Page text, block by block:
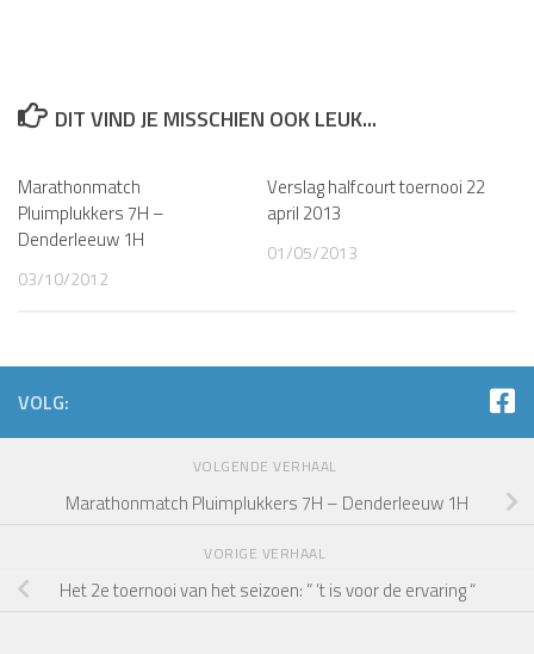
DIT VIND JE MISSCHIEN OOK LEUK...
Marathonmatch
Pluimplukkers 7H –
Denderleeuw 1H
03/10/2012
Verslag halfcourt toernooi 22
april 2013
01/05/2013
VOLG:
VOLGENDE VERHAAL
Marathonmatch Pluimplukkers 7H – Denderleeuw 1H
VORIGE VERHAAL
Het 2e toernooi van het seizoen: ” ’t is voor de ervaring “